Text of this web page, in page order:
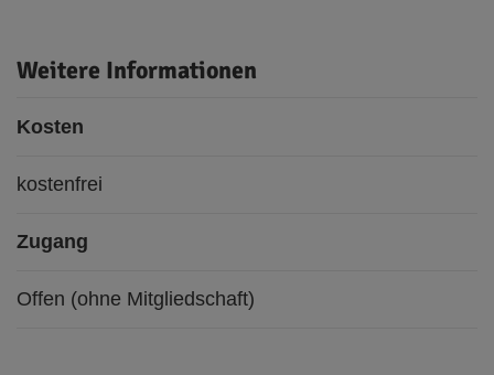
Weitere Informationen
Kosten
kostenfrei
Zugang
Offen (ohne Mitgliedschaft)